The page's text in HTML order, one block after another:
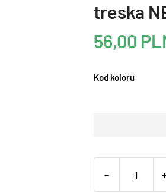
treska
56,00
Kod koloru
-